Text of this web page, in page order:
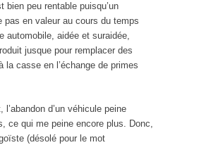
bien peu rentable puisqu’un
pas en valeur au cours du temps
automobile, aidée et suraidée,
jusque pour remplacer des
la casse en l’échange de primes
l’abandon d’un véhicule peine
ce qui me peine encore plus. Donc,
(désolé pour le mot